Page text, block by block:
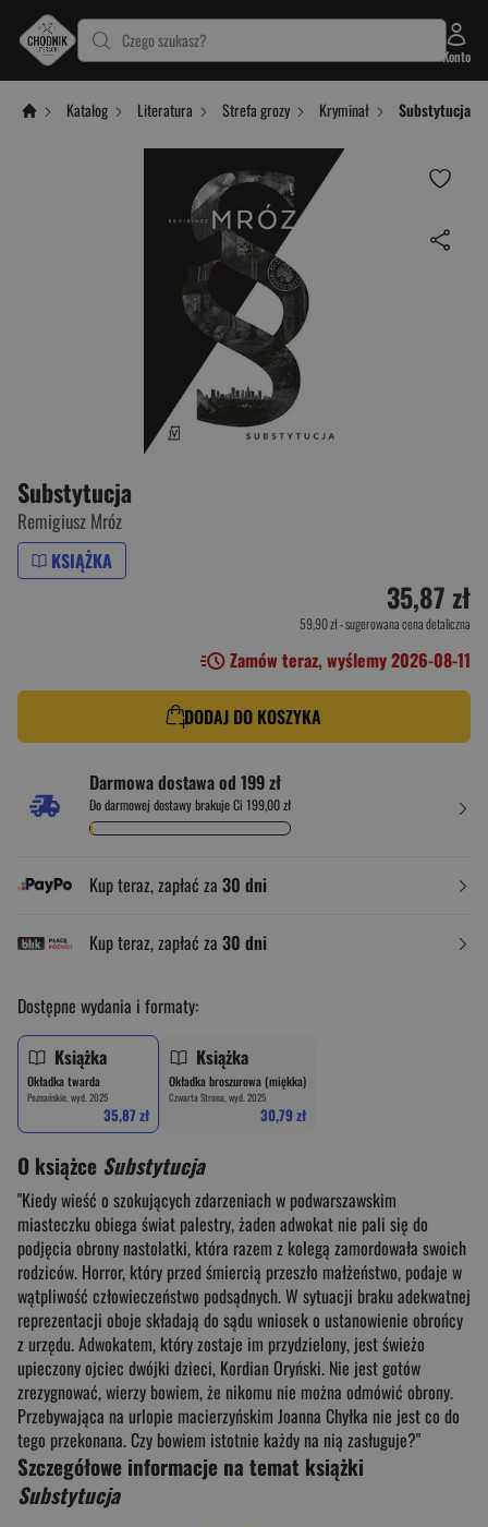
Czego szukasz?
Konto
Katalog Literatura Strefa grozy Kryminał Substytucja
Substytucja
Remigiusz Mróz
KSIĄŻKA
35,87 zł
59,90 zł- sugerowana cena detaliczna
Zamów teraz, wyślemy 2026-08-11
DODAJ DO KOSZYKA
Darmowa dostawa od 199 zł
Do darmowej dostawy brakuje Ci 199,00 zł
Kup teraz, zapłać za 30 dni
Kup teraz, zapłać za 30 dni
Dostępne wydania i formaty:
Książka
Okładka twarda
Poznańskie, wyd. 2025
35,87 zł
Książka
Okładka broszurowa (miękka)
Czwarta Strona, wyd. 2025
30,79 zł
O książce Substytucja
"Kiedy wieść o szokujących zdarzeniach w podwarszawskim
miasteczku obiega świat palestry, żaden adwokat nie pali się do
podjęcia obrony nastolatki, która razem z kolegą zamordowała swoich
rodziców. Horror, który przed śmiercią przeszło małżeństwo, podaje w
wątpliwość człowieczeństwo podsądnych. W sytuacji braku adekwatnej
reprezentacji oboje składają do sądu wniosek o ustanowienie obrońcy
z urzędu. Adwokatem, który zostaje im przydzielony, jest świeżo
upieczony ojciec dwójki dzieci, Kordian Oryński. Nie jest gotów
zrezygnować, wierzy bowiem, że nikomu nie można odmówić obrony.
Przebywająca na urlopie macierzyńskim Joanna Chyłka nie jest co do
tego przekonana. Czy bowiem istotnie każdy na nią zasługuje?"
Szczegółowe informacje na temat książki
Substytucja